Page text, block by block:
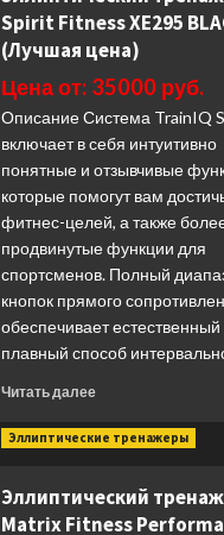
Spirit
Fitness
(Лучшая
цена)
Spirit Fitness XE295
(Лучшая цена)
Цена от: 35000 руб.
Описание Система TrainIQ
включает в себя интуитивно
понятные и отзывчивые
которые помогут вам
фитнес-целей, а также
продвинутые функции для
спортсменов. Полный
кнопок прямого
обеспечивает естественный
плавный способ
Читать далееПрочитать
о
Spirit
Fitness
Эллиптические тренажеры
Эллиптический
Matrix Fitness